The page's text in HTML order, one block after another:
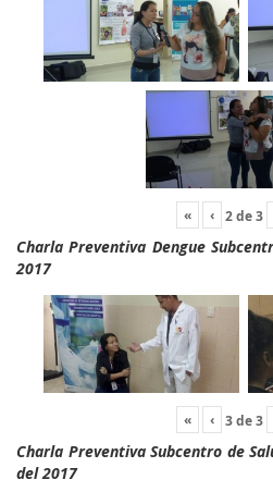
« ‹ 2de3
Charla Preventiva Dengue
2017
« ‹ 3de3
Charla Preventiva Subcentro de
del 2017